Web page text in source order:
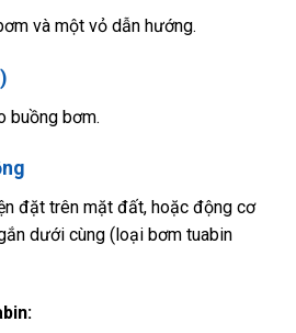
và một vỏ dẫn hướng.
buồng bơm.
đặt trên mặt đất, hoặc động cơ
dưới cùng (loại bơm tuabin